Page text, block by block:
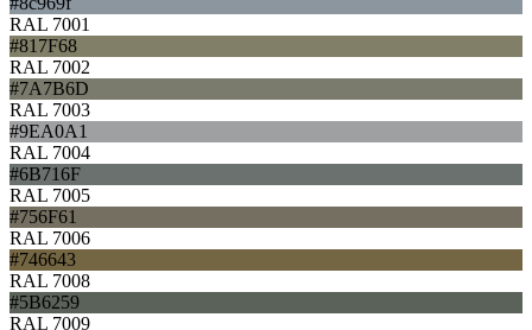
RAL 7001
#817F68
RAL 7002
#7A7B6D
RAL 7003
#9EA0A1
RAL 7004
#6B716F
RAL 7005
#756F61
RAL 7006
#746643
RAL 7008
#5B6259
RAL 7009